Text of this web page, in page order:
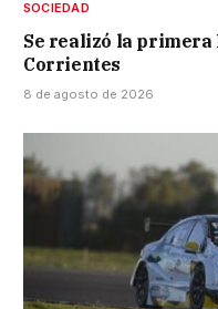
SOCIEDAD
Se realizó la primera
Corrientes
8 de agosto de 2026